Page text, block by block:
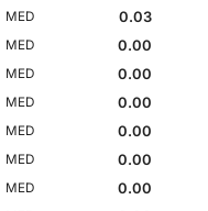
MED
0.03
MED
0.00
MED
0.00
MED
0.00
MED
0.00
MED
0.00
MED
0.00